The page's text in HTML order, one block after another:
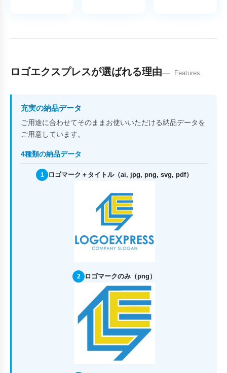
ロゴエクスプレスが選ばれる理由 Features
充実の納品データ
ご用途に合わせてそのままお使いいただける納品データを
ご用意しています。
4種類の納品データ
1 ロゴマーク＋タイトル（ai, jpg, png, svg, pdf）
2 ロゴマークのみ（png）